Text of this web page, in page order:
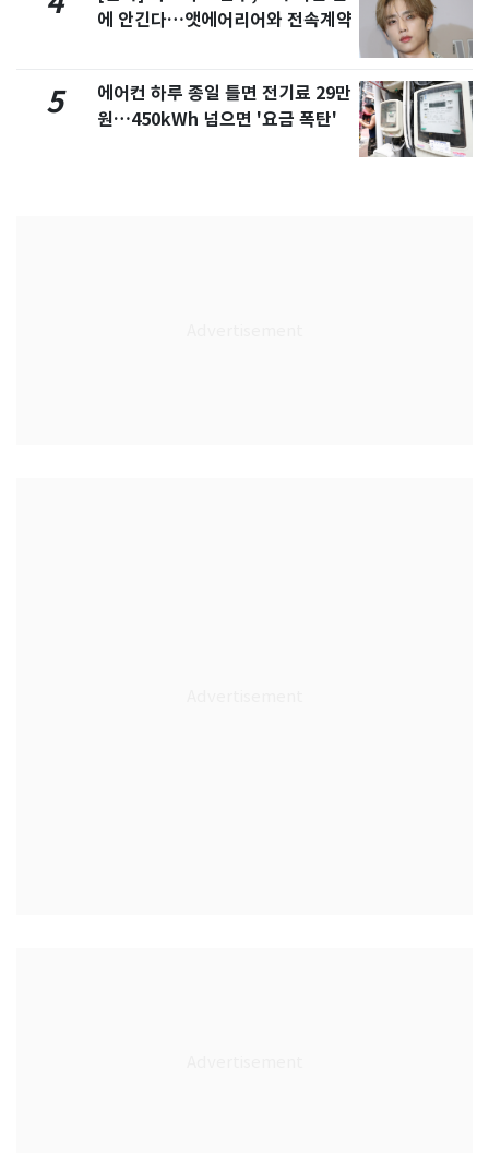
에 안긴다…앳에어리어와 전속계약
5
에어컨 하루 종일 틀면 전기료 29만
원…450kWh 넘으면 '요금 폭탄'